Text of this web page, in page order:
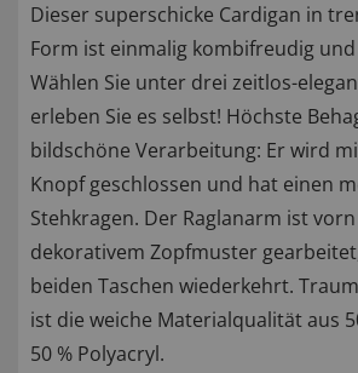
Dieser superschicke Cardigan in
Form ist einmalig kombifreudig
Wählen Sie unter drei zeitlos-
erleben Sie es selbst! Höchste
bildschöne Verarbeitung: Er wird
Knopf geschlossen und hat einen
Stehkragen. Der Raglanarm ist
dekorativem Zopfmuster
beiden Taschen wiederkehrt.
ist die weiche Materialqualität aus
50 % Polyacryl.